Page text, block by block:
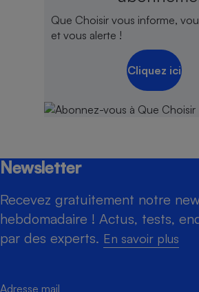
Que Choisir vous informe,
et vous alerte !
Cliquez ici
Newsletter
Recevez gratuitement notre
hebdomadaire ! Actus, tests,
par des experts. En savoir plus
Adresse mail